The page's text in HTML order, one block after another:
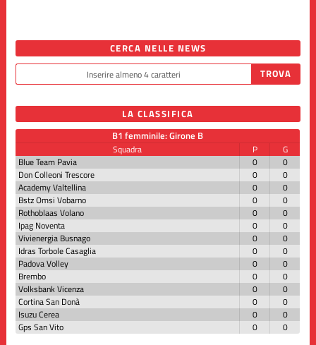
CERCA NELLE NEWS
LA CLASSIFICA
B1 femminile: Girone B
Squadra P
G
Blue Team Pavia
0
0
Don Colleoni Trescore
0
0
Academy Valtellina
0
0
Bstz Omsi Vobarno
0
0
Rothoblaas Volano
0
0
Ipag Noventa
0
0
Vivienergia Busnago
0
0
Idras Torbole Casaglia
0
0
Padova Volley
0
0
Brembo
0
0
Volksbank Vicenza
0
0
Cortina San Donà
0
0
Isuzu Cerea
0
0
Gps San Vito
0 0